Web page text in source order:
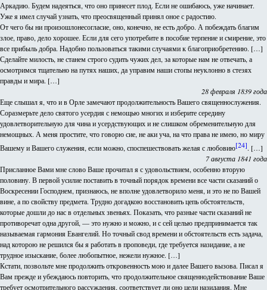
Аркадию. Будем надеяться, что оно принесет плод. Если не ошибаюсь, уже начинает.
Уже я имел случай узнать, что преосвященный принял оное с радостию.
От чего бы ни произошлонесогласие, оно, конечно, не есть добро. А побеждать благим
злое, право, дело хорошее. Если для сего употребите в пособие терпение и смирение, это
все прибыль добра. Надобно пользоваться такими случаями к благоприобретению. […]
Сделайте милость, не станем строго судить чужих дел, за которые нам не отвечать, а
осмотримся тщательно на путях наших, да управим наши стопы неуклонно в стезях
правды и мира. […]
28 февраля 1839 года
Еще слышал я, что и в Орле замечают продолжительность Вашего священнослужения.
Соразмерьте дело святого усердия с немощью многих и изберите середину
удовлетворительную для чина и усердствующих и не слишком обременительную для
немощных. А меня простите, что говорю сие, не аки уча, на что права не имею, но миру
Вашему и Вашего служения, если можно, споспешествовать желая с любовию[24]. […]
7 августа 1841 года
Присланное Вами мне слово Ваше прочитал я с удовольствием, особенно вторую
половину. В первой усилие поставить в точный порядок времени все части сказаний о
Воскресении Господнем, признаюсь, не вполне удовлетворило меня, и это не по Вашей
вине, а по свойству предмета. Трудно догадкою восстановить цепь обстоятельств,
которые дошли до нас в отдельных звеньях. Показать, что разные части сказаний не
противоречат одна другой, — это нужно и можно, и с сей целью предпринимается так
называемая гармония Евангелий. Но точный свод времени и обстоятельств есть задача,
над которою не решился бы я работать в проповеди, где требуется назидание, а не
трудное изыскание, более любопытное, нежели нужное. […]
Кстати, позвольте мне продолжить откровенность мою и далее Вашего вызова. Писал я
Вам прежде и убеждаюсь повторить, что продолжительное священнодействование Ваше
требует осмотрительного рассуждения, соответствует ли оно цели назидания. Мне